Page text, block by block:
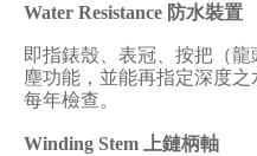
Water Resistance 防水裝置
即指錶殼、表冠、按把（
塵功能，並能再指定深度
每年檢查。
Winding Stem 上鏈柄軸